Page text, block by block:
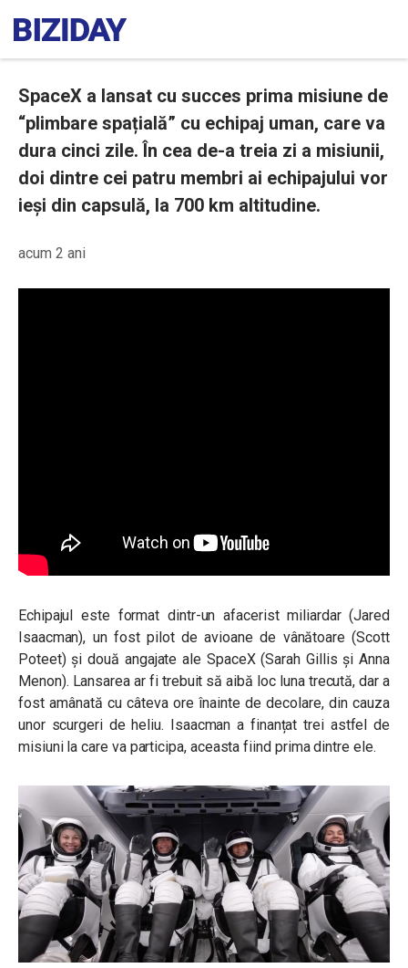
SpaceX a lansat cu succes prima misiune de
“plimbare spațială” cu echipaj uman, care va
dura cinci zile. În cea de-a treia zi a misiunii,
doi dintre cei patru membri ai echipajului vor
ieși din capsulă, la 700 km altitudine.
acum 2 ani
Echipajul este format dintr-un afacerist miliardar (Jared
Isaacman), un fost pilot de avioane de vânătoare (Scott
Poteet)și două angajate ale SpaceX (Sarah Gillis și Anna
Menon). Lansarea ar fi trebuit să aibă loc luna trecută, dar a
fost amânată cu câteva ore înainte de decolare, din cauza
unor scurgeri de heliu. Isaacman a finanțat trei astfel de
misiuni la care va participa, aceasta fiind prima dintre ele.